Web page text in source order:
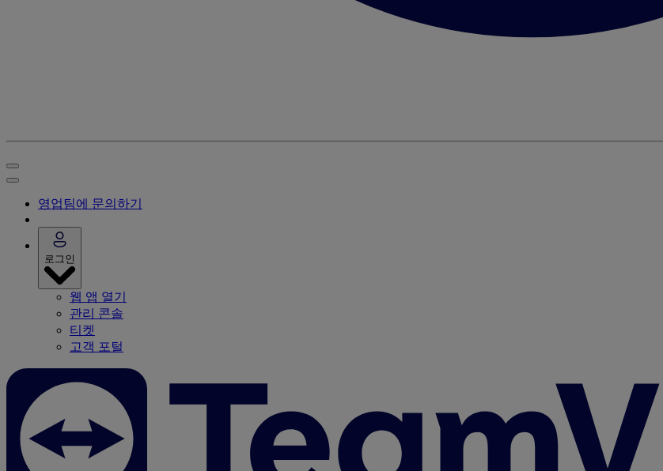
영업팀에 문의하기
로그인
웹 앱 열기
관리 콘솔
티켓
고객 포털